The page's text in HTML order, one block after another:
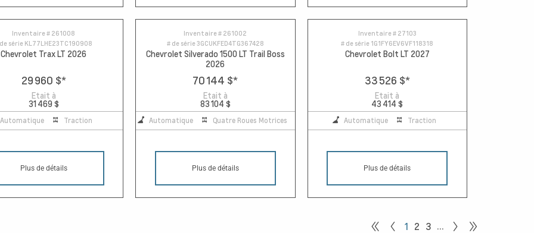
Inventaire # 261008
série KL77LHE23TC190908
Chevrolet Trax LT 2026
29 960 $*
Etait à
31 469 $
Automatique Traction
Plus de détails
Inventaire # 261002
# de série3GCUKFED4TG367428
Chevrolet Silverado 1500 LT Trail Boss
2026
70 144 $*
Etait à
83 104 $
Automatique Quatre Roues Motrices
Plus de détails
Inventaire # 27103
# de série 1G1FY6EV6VF118318
Chevrolet Bolt LT 2027
33 526 $*
Etait à
43 414 $
Automatique Traction
Plus de détails
1 2 3 …